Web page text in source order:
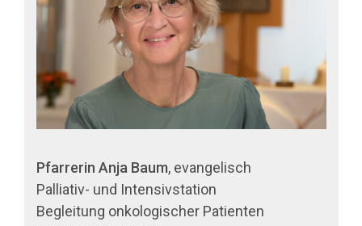
Pfarrerin Anja Baum, evangelisch
Palliativ- und Intensivstation
Begleitung onkologischer Patienten